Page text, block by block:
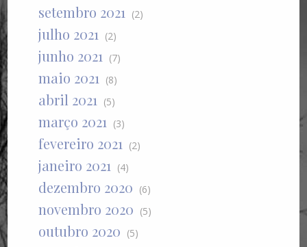
setembro 2021 (2)
julho 2021 (2)
junho 2021 (7)
maio 2021 (8)
abril 2021 (5)
março 2021 (3)
fevereiro 2021 (2)
janeiro 2021 (4)
dezembro 2020 (6)
novembro 2020 (5)
outubro 2020 (5)